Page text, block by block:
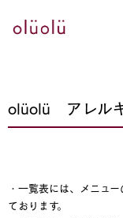
olüolü アレル
・一覧表には、メニュ
ております。